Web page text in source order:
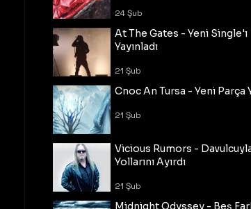
24 Şub
At The Gates - Yeni Single'ı
Yayınladı
21 Şub
Cnoc An Tursa - Yeni Parça
21 Şub
Vicious Rumors -
Yollarını Ayırdı
21 Şub
Midnight Odyssey - Beş